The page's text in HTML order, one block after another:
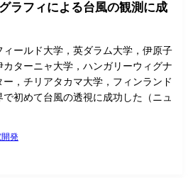
ラフィによる台風の観測に成
ールド大学，英ダラム大学，伊原子
ターニャ大学，ハンガリーウィグナ
，チリアタカマ大学，フィンランド
初めて台風の透視に成功した（ニュ
発